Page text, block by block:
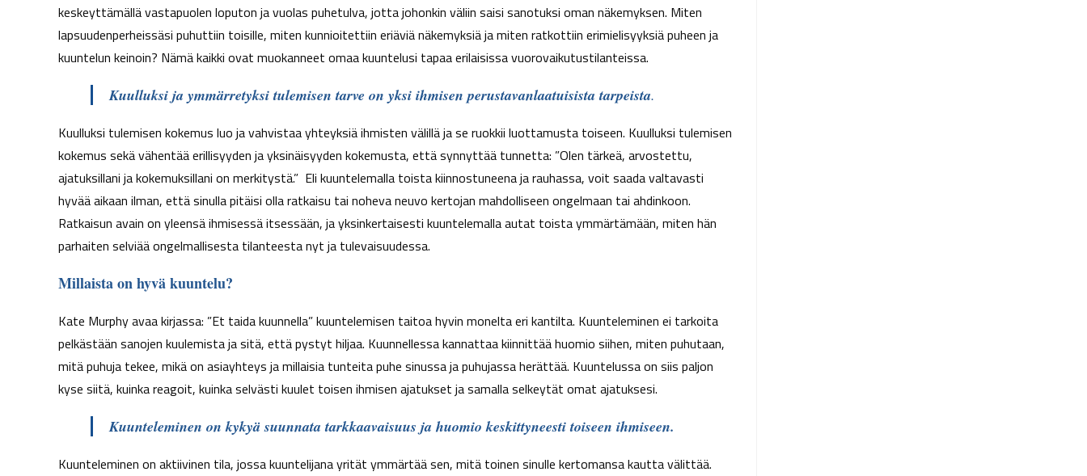
keskeyttämällä vastapuolen loputon ja vuolas puhetulva, jotta johonkin väliin saisi sanotuksi oman näkemyksen. Miten
lapsuudenperheissäsi puhuttiin toisille, miten kunnioitettiin eriäviä näkemyksiä ja miten ratkottiin erimielisyyksiä puheen ja
kuuntelun keinoin? Nämä kaikki ovat muokanneet omaa kuuntelusi tapaa erilaisissa vuorovaikutustilanteissa.
Kuulluksi ja ymmärretyksi tulemisen tarve on yksi ihmisen perustavanlaatuisista tarpeista.
Kuulluksi tulemisen kokemus luo ja vahvistaa yhteyksiä ihmisten välillä ja se ruokkii luottamusta toiseen. Kuulluksi tulemisen
kokemus sekä vähentää erillisyyden ja yksinäisyyden kokemusta, että synnyttää tunnetta: ”Olen tärkeä, arvostettu,
ajatuksillani ja kokemuksillani on merkitystä.” Eli kuuntelemalla toista kiinnostuneena ja rauhassa, voit saada valtavasti
hyvää aikaan ilman, että sinulla pitäisi olla ratkaisu tai noheva neuvo kertojan mahdolliseen ongelmaan tai ahdinkoon.
Ratkaisun avain on yleensä ihmisessä itsessään, ja yksinkertaisesti kuuntelemalla autat toista ymmärtämään, miten hän
parhaiten selviää ongelmallisesta tilanteesta nyt ja tulevaisuudessa.
Millaista on hyvä kuuntelu?
Kate Murphy avaa kirjassa: ”Et taida kuunnella” kuuntelemisen taitoa hyvin monelta eri kantilta. Kuunteleminen ei tarkoita
pelkästään sanojen kuulemista ja sitä, että pystyt hiljaa. Kuunnellessa kannattaa kiinnittää huomio siihen, miten puhutaan,
mitä puhuja tekee, mikä on asiayhteys ja millaisia tunteita puhe sinussa ja puhujassa herättää. Kuuntelussa on siis paljon
kyse siitä, kuinka reagoit, kuinka selvästi kuulet toisen ihmisen ajatukset ja samalla selkeytät omat ajatuksesi.
Kuunteleminen on kykyä suunnata tarkkaavaisuus ja huomio keskittyneesti toiseen ihmiseen.
Kuunteleminen on aktiivinen tila, jossa kuuntelijana yrität ymmärtää sen, mitä toinen sinulle kertomansa kautta välittää.